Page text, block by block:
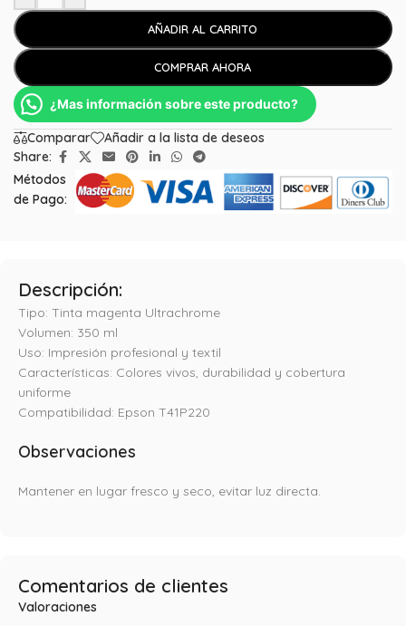
AÑADIR AL CARRITO
COMPRAR AHORA
¿Mas información sobre este producto?
Comparar
Añadir a la lista de deseos
Share:
Métodos
de Pago:
Descripción:
Tipo: Tinta magenta Ultrachrome
Volumen: 350 ml
Uso: Impresión profesional y textil
Características: Colores vivos, durabilidad y cobertura
uniforme
Compatibilidad: Epson T41P220
Observaciones
Mantener en lugar fresco y seco, evitar luz directa.
Comentarios de clientes
Valoraciones